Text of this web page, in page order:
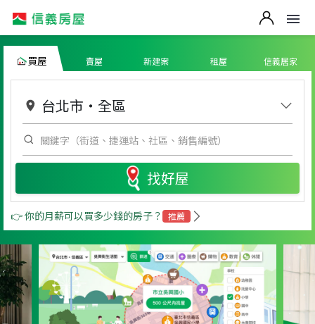
買屋 賣屋 新建案 租屋 信義居家
台北市 ・ 全區
找好屋
👉 你的月薪可以買多少錢的房子？ 推薦